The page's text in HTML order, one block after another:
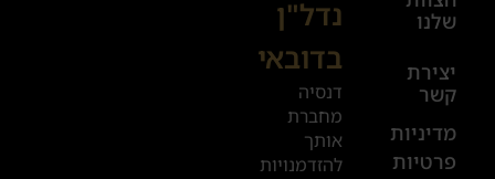
שלנו
יצירת
קשר
מדיניות
פרטיות
+972
52
601
2019
נדל"ן
בדובאי
דנסיה
מחברת
אותך
להזדמנויות